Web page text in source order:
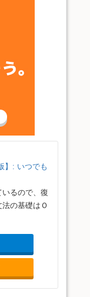
】: いつでも
るので、復
の基礎はＯ